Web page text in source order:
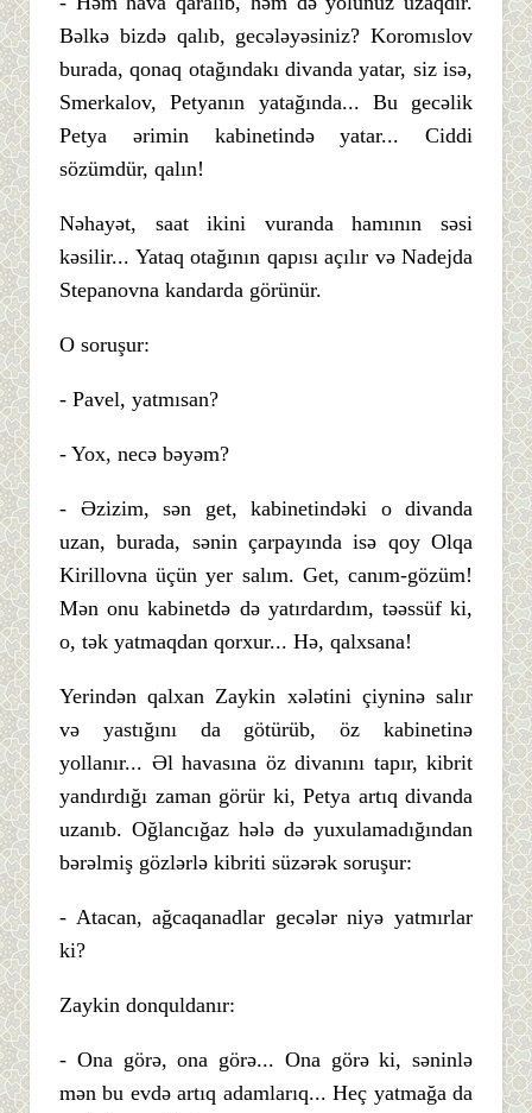
Bəlkə bizdə qalıb, gecələyəsiniz? Koromıslov
burada, qonaq otağındakı divanda yatar, siz isə,
Smerkalov, Petyanın yatağında... Bu gecəlik
Petya ərimin kabinetində yatar... Ciddi
sözümdür, qalın!
Nəhayət, saat ikini vuranda hamının səsi
kəsilir... Yataq otağının qapısı açılır və Nadejda
Stepanovna kandarda görünür.
O soruşur:
- Pavel, yatmısan?
- Yox, necə bəyəm?
- Əzizim, sən get, kabinetindəki o divanda
uzan, burada, sənin çarpayında isə qoy Olqa
Kirillovna üçün yer salım. Get, canım-gözüm!
Mən onu kabinetdə də yatırdardım, təəssüf ki,
o, tək yatmaqdan qorxur... Hə, qalxsana!
Yerindən qalxan Zaykin xələtini çiyninə salır
və yastığını da götürüb, öz kabinetinə
yollanır... Əl havasına öz divanını tapır, kibrit
yandırdığı zaman görür ki, Petya artıq divanda
uzanıb. Oğlancığaz hələ də yuxulamadığından
bərəlmiş gözlərlə kibriti süzərək soruşur:
- Atacan, ağcaqanadlar gecələr niyə yatmırlar
ki?
Zaykin donquldanır:
- Ona görə, ona görə... Ona görə ki, səninlə
mən bu evdə artıq adamlarıq... Heç yatmağa da